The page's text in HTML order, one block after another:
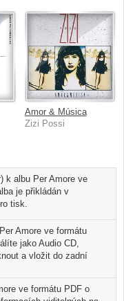
Amor & Música
Zizi Possi
k albu Per Amore ve
je přikládán v
tisk.
Amore ve formátu
jako Audio CD,
a vložit do zadní
ve formátu PDF o